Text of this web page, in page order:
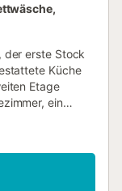
der erste Stock
Küche
Etage
ein
Auf der
mit
zwei großen
und